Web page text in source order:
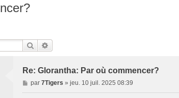
Rechercher
Re: Glorantha: Par où commencer?
M
e
par 7Tigers » jeu. 10 juil. 2025 08:39